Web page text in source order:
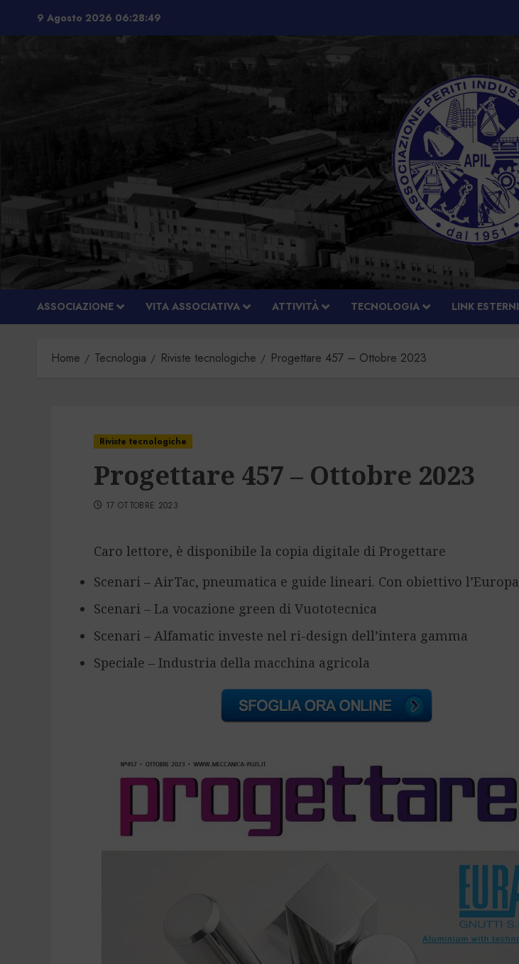
9 Agosto 2026 06:28:49
ASSOCIAZIONE VITA ASSOCIATIVA ATTIVITÀ TECNOLOGIA LINK ESTERNI
Home Tecnologia Riviste tecnologiche Progettare 457 – Ottobre 2023
Riviste tecnologiche
Progettare 457 – Ottobre 2023
17 OTTOBRE 2023
Caro lettore, è disponibile la copia digitale di Progettare
Scenari – AirTac, pneumatica e guide lineari. Con obiettivo l’Europa
Scenari – La vocazione green di Vuototecnica
Scenari – Alfamatic investe nel ri-design dell’intera gamma
Speciale – Industria della macchina agricola